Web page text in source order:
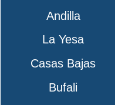
Andilla
La Yesa
Casas Bajas
Bufali